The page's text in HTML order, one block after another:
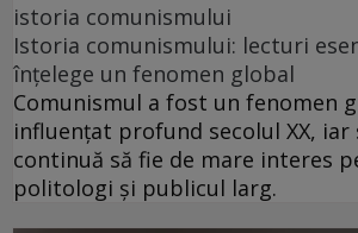
istoria comunismului
Istoria comunismului: lecturi
înțelege un fenomen global
Comunismul a fost un fenomen
influențat profund secolul XX, iar
continuă să fie de mare interes
politologi și publicul larg.